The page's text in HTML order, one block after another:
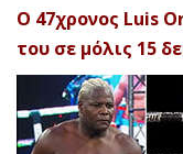
Ο 47χρονος Luis
του σε μόλις 15